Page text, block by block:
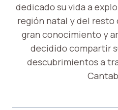
dedicado su vida a
región natal y del resto
gran conocimiento y
decidido compartir
descubrimientos a